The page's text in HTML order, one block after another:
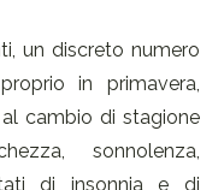
un discreto numero
in primavera,
cambio di stagione
sonnolenza,
di insonnia e di